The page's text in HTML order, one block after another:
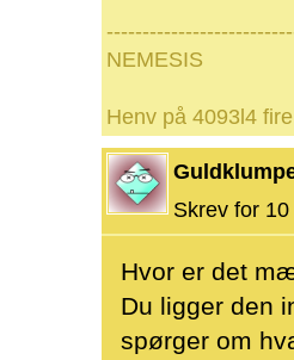
NEMESIS
Henv på 4093l4
Skrev for
Hvor er det
Du ligger den
spørger om